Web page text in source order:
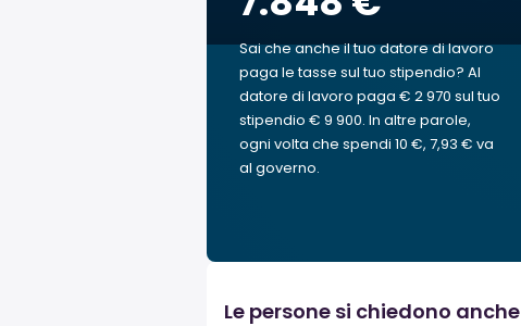
Sai che anche il tuo datore di lavoro
paga le tasse sul tuo stipendio? Al
datore di lavoro paga € 2 970 sul tuo
stipendio € 9 900. In altre parole,
ogni volta che spendi 10 €, 7,93 € va
al governo.
Le persone si chiedono anche